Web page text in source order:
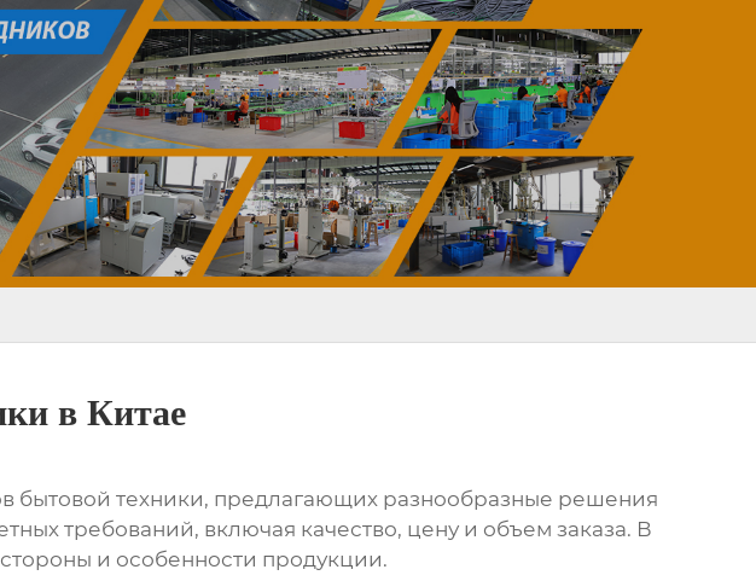
в Китае
бытовой техники, предлагающих разнообразные решения
требований, включая качество, цену и объем заказа. В
и особенности продукции.